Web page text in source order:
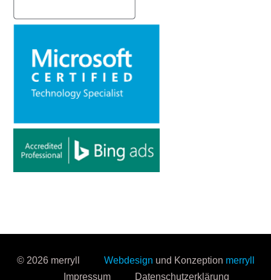
© 2026 merryll Webdesign und Konzeption merryll
Impressum
Datenschutzerklärung